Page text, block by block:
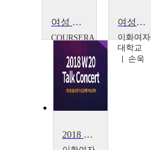
여성 리더: 긍정적 변화를 가져오다
COURSERA
Bilimoria
여성엔지니어와 기업가정신 특강 : 세종의 리더십과 행복나눔 125
이화여자
대학교
손욱
2018 W20 토크콘서트